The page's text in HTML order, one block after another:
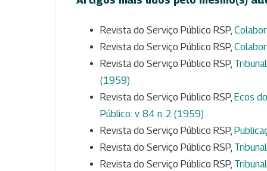
Revista do Serviço Público RSP,
Revista do Serviço Público RSP,
Revista do Serviço Público RSP,
(1959)
Revista do Serviço Público RSP, Ecos
Público: v. 84 n. 2 (1959)
Revista do Serviço Público RSP,
Revista do Serviço Público RSP,
Revista do Serviço Público RSP,